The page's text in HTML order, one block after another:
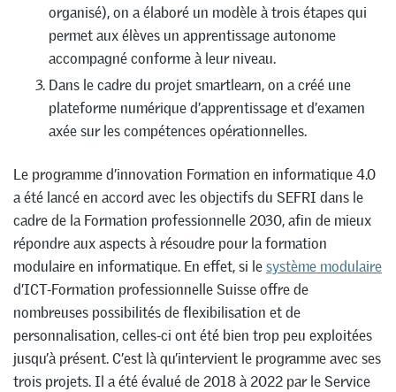
organisé), on a élaboré un modèle à trois étapes qui
permet aux élèves un apprentissage autonome
accompagné conforme à leur niveau.
Dans le cadre du projet smartlearn, on a créé une
plateforme numérique d’apprentissage et d’examen
axée sur les compétences opérationnelles.
Le programme d’innovation Formation en informatique 4.0
a été lancé en accord avec les objectifs du SEFRI dans le
cadre de la Formation professionnelle 2030, afin de mieux
répondre aux aspects à résoudre pour la formation
modulaire en informatique. En effet, si lesystème modulaire
d’ICT-Formation professionnelle Suisse offre de
nombreuses possibilités de flexibilisation et de
personnalisation, celles-ci ont été bien trop peu exploitées
jusqu’à présent. C’est là qu’intervient le programme avec ses
trois projets. Il a été évalué de 2018 à 2022 par le Service